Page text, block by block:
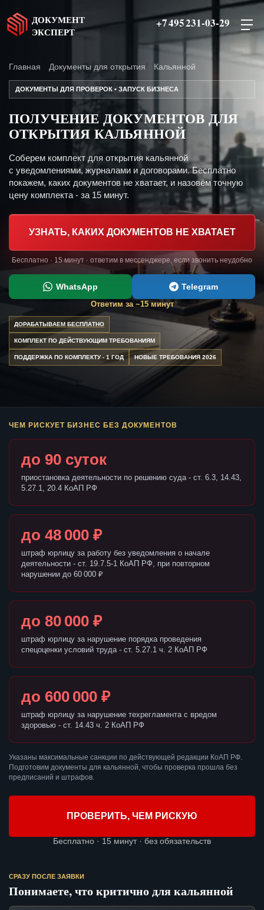
ДОКУМЕНТ
ЭКСПЕРТ
+7 495 231-03-29
Главная Документы для открытия Кальянной
ДОКУМЕНТЫ ДЛЯ ПРОВЕРОК • ЗАПУСК БИЗНЕСА
ПОЛУЧЕНИЕ ДОКУМЕНТОВ ДЛЯ
ОТКРЫТИЯ КАЛЬЯННОЙ
Соберем комплект для открытия кальянной
с уведомлениями, журналами и договорами. Бесплатно
покажем, каких документов не хватает, и назовём точную
цену комплекта - за 15 минут.
УЗНАТЬ, КАКИХ ДОКУМЕНТОВ НЕ ХВАТАЕТ
Бесплатно · 15 минут · ответим в мессенджере, если звонить неудобно
WhatsApp Telegram
Ответим за ~15 минут
ДОРАБАТЫВАЕМ БЕСПЛАТНО
КОМПЛЕКТ ПО ДЕЙСТВУЮЩИМ ТРЕБОВАНИЯМ
ПОДДЕРЖКА ПО КОМПЛЕКТУ - 1 ГОД НОВЫЕ ТРЕБОВАНИЯ 2026
ЧЕМ РИСКУЕТ БИЗНЕС БЕЗ ДОКУМЕНТОВ
до 90 суток
приостановка деятельности по решению суда - ст. 6.3, 14.43,
5.27.1, 20.4 КоАП РФ
до 48 000 ₽
штраф юрлицу за работу без уведомления о начале
деятельности - ст. 19.7.5-1 КоАП РФ, при повторном
нарушении до 60 000 ₽
до 80 000 ₽
штраф юрлицу за нарушение порядка проведения
спецоценки условий труда - ст. 5.27.1 ч. 2 КоАП РФ
до 600 000 ₽
штраф юрлицу за нарушение техрегламента с вредом
здоровью - ст. 14.43 ч. 2 КоАП РФ
Указаны максимальные санкции по действующей редакции КоАП РФ.
Подготовим документы для кальянной, чтобы проверка прошла без
предписаний и штрафов.
ПРОВЕРИТЬ, ЧЕМ РИСКУЮ
Бесплатно · 15 минут · без обязательств
СРАЗУ ПОСЛЕ ЗАЯВКИ
Понимаете, что критично для кальянной